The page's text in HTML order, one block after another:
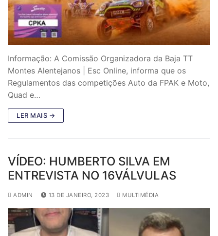
Informação: A Comissão Organizadora da Baja TT
Montes Alentejanos | Esc Online, informa que os
Regulamentos das competições Auto da FPAK e Moto,
Quad e…
LER MAIS →
VÍDEO: HUMBERTO SILVA EM
ENTREVISTA NO 16VÁLVULAS
ADMIN 13 DE JANEIRO, 2023 MULTIMÉDIA